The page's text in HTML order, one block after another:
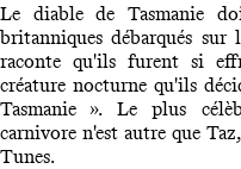
Le diable de Tasmanie
britanniques débarqués
raconte qu'ils furent si
créature nocturne qu'ils
Tasmanie ». Le plus
carnivore n'est autre que
Tunes.